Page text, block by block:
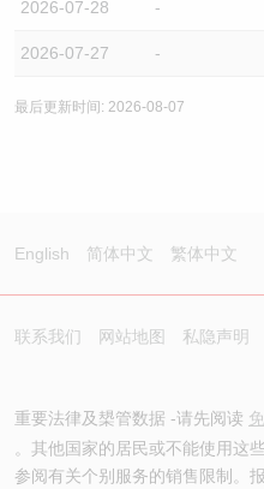
2026-07-28 -
2026-07-27 -
最后更新时间: 2026-08-07
English 简体中文 繁体中文
联系我们 网站地图 私隐声明
重要法律及槼管数据 -请先阅读
。其他国家的居民或不能使用这
参阅有关个别服务的销售限制。